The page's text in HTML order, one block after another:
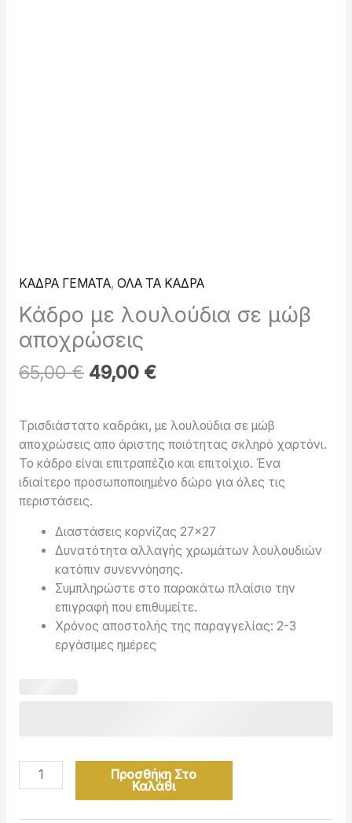
ΚΑΔΡΑ ΓΕΜΑΤΑ, ΟΛΑ ΤΑ ΚΑΔΡΑ
Κάδρο με λουλούδια σε μώβ
αποχρώσεις
65,00€ 49,00 €
Tρισδιάστατο καδράκι, με λουλούδια σε μώβ
αποχρώσεις απο άριστης ποιότητας σκληρό χαρτόνι.
Το κάδρο είναι επιτραπέζιο και επιτοίχιο. Ένα
ιδιαίτερο προσωποποιημένο δώρο για όλες τις
περιστάσεις.
Διαστάσεις κορνίζας 27×27
Δυνατότητα αλλαγής χρωμάτων λουλουδιών
κατόπιν συνεννόησης.
Συμπληρώστε στο παρακάτω πλαίσιο την
επιγραφή που επιθυμείτε.
Χρόνος αποστολής της παραγγελίας: 2-3
εργάσιμες ημέρες
Προσθήκη Στο
Καλάθι